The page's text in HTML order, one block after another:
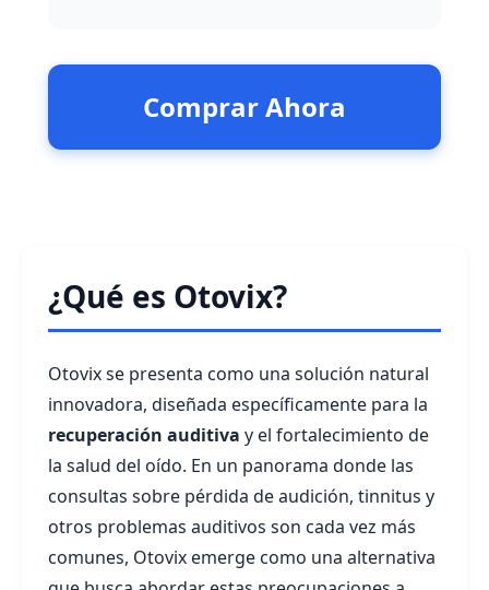
Comprar Ahora
¿Qué es Otovix?
Otovix se presenta como una solución natural
innovadora, diseñada específicamente para la
recuperación auditiva y el fortalecimiento de
la salud del oído. En un panorama donde las
consultas sobre pérdida de audición, tinnitus y
otros problemas auditivos son cada vez más
comunes, Otovix emerge como una alternativa